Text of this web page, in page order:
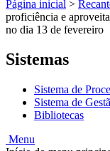
Página inicial >
proficiência e
no dia 13 de fevereiro
Sistemas
Sistema de
Sistema de
Bibliotecas
Menu